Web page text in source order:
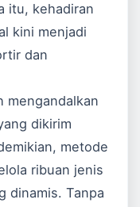
itu, kehadiran
kini menjadi
dan
mengandalkan
dikirim
metode
ribuan jenis
dinamis. Tanpa